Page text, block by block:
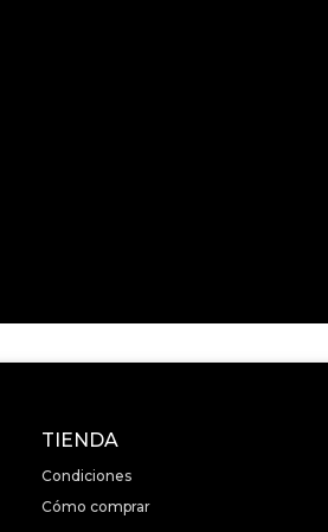
TIENDA
Condiciones
Cómo comprar